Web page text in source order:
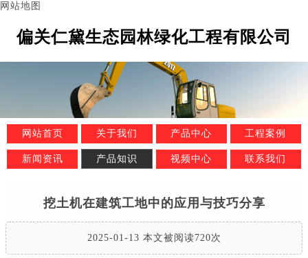
网站地图
偏关仁黛生态园林绿化工程有限公司
网站首页 关于我们 产品中心 工程案例
新闻资讯 产品知识 视频中心 联系我们
挖土机在建筑工地中的应用与技巧分享
2025-01-13 本文被阅读720次